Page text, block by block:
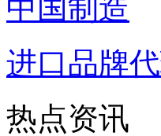
中国制造
进口品牌
热点资讯